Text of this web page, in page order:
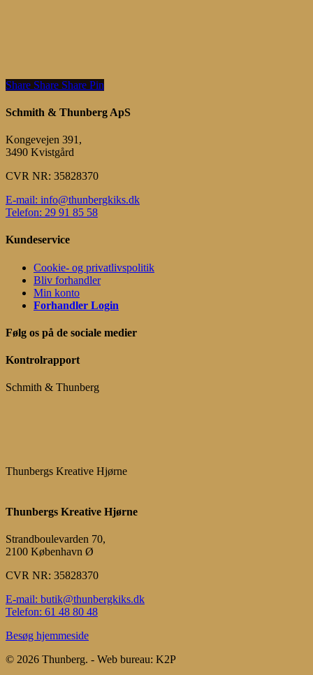
Share
Share Share Share Pin
Schmith & Thunberg ApS
Kongevejen 391,
3490 Kvistgård
CVR NR: 35828370
E-mail: info@thunbergkiks.dk
Telefon: 29 91 85 58
Kundeservice
Cookie- og privatlivspolitik
Bliv forhandler
Min konto
Forhandler Login
Følg os på de sociale medier
Kontrolrapport
Schmith & Thunberg
Thunbergs Kreative Hjørne
Thunbergs Kreative Hjørne
Strandboulevarden 70,
2100 København Ø
CVR NR: 35828370
E-mail: butik@thunbergkiks.dk
Telefon: 61 48 80 48
Besøg hjemmeside
© 2026 Thunberg. - Web bureau: K2P